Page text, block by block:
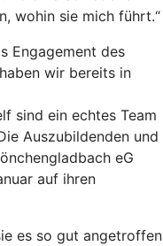
wohin sie mich führt.“
Engagement des
wir bereits in
sind ein echtes Team
Auszubildenden und
eG
auf ihren
es so gut angetroffen